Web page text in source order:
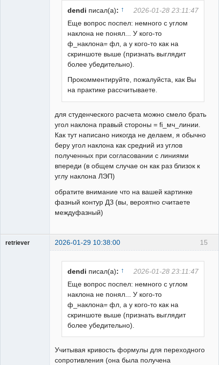
dendi писал(а): ↑
2026-01-28 23:11:47
Еще вопрос поспел: немного с углом
наклона не понял... У кого-то
ф_наклона= фл, а у кого-то как на
скриншоте выше (признать выглядит
более убедительно).
Прокомментируйте, пожалуйста, как Вы
на практике рассчитываете.
для студенческого расчета можно смело брать
угол наклона правый стороны = fi_мч_линии.
Как тут написано никогда не делаем, я обычно
беру угол наклона как средний из углов
полученных при согласовании с линиями
впереди (в общем случае он как раз близок к
углу наклона ЛЭП)
обратите внимание что на вашей картинке
фазный контур ДЗ (вы, вероятно считаете
междуфазный)
15
retriever 2026-01-29 10:38:00
dendi писал(а): ↑
2026-01-28 23:11:47
Еще вопрос поспел: немного с углом
наклона не понял... У кого-то
ф_наклона= фл, а у кого-то как на
скриншоте выше (признать выглядит
более убедительно).
Учитывая кривость формулы для переходного
сопротивления (она была получена